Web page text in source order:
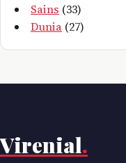
Sains (33)
Dunia (27)
Virenial.